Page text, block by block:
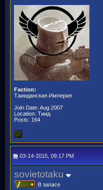
Faction:
Таииданская Империя
Join Date: Aug 2007
Location: Тиид
Posts: 164
03-14-2015, 09:17 PM
sovietotaku
В запасе